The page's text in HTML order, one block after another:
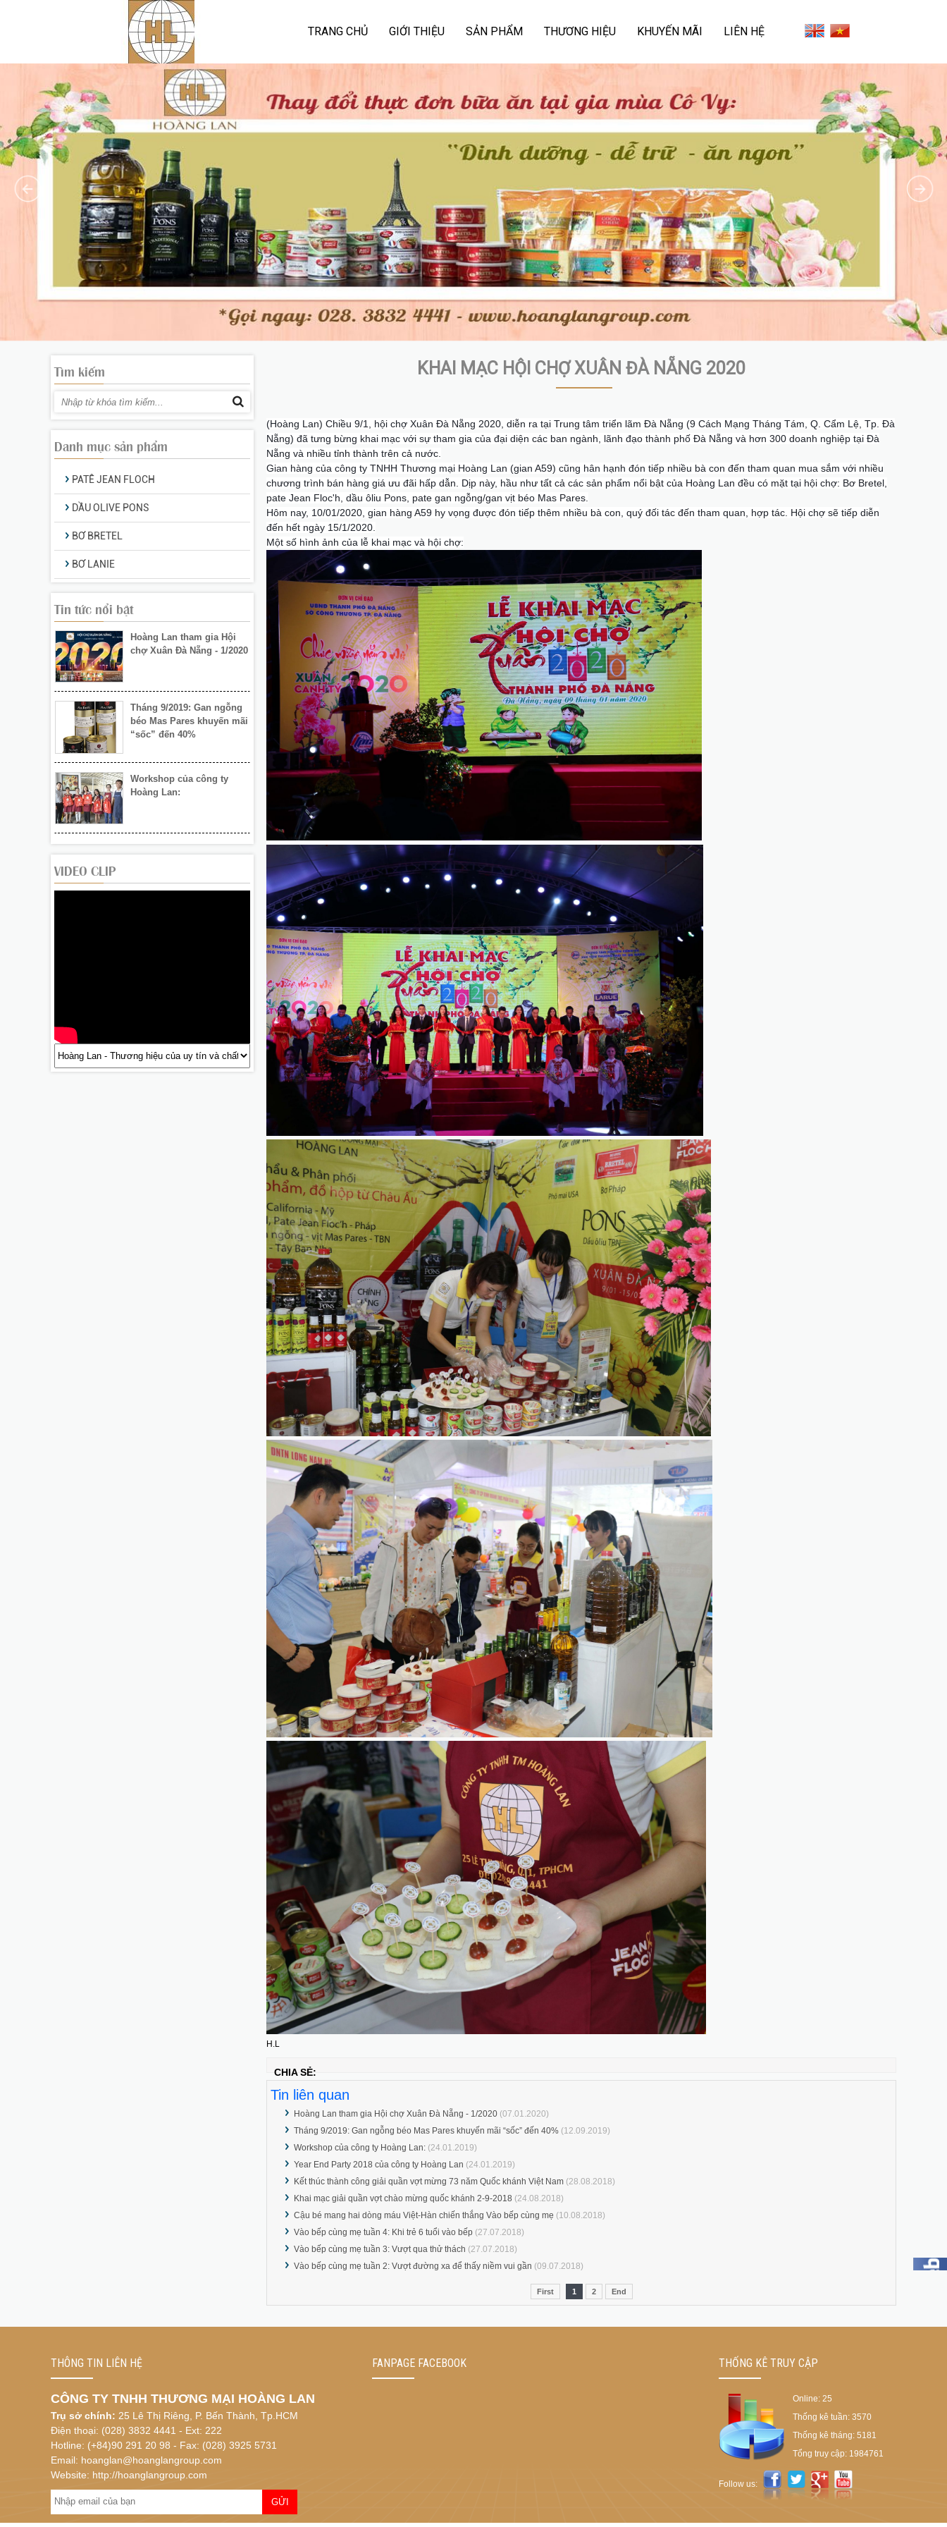
TRANG CHỦ GIỚI THIỆU SẢN PHẨM THƯƠNG HIỆU KHUYẾN MÃI LIÊN HỆ
KHAI MẠC HỘI CHỢ XUÂN ĐÀ NẴNG 2020
(Hoàng Lan) Chiều 9/1, hội chợ Xuân Đà Nẵng 2020, diễn ra tại Trung tâm triển lãm Đà Nẵng (9 Cách Mạng Tháng Tám, Q. Cẩm Lệ, Tp. Đà
Nẵng) đã tưng bừng khai mạc với sự tham gia của đại diện các ban ngành, lãnh đạo thành phố Đà Nẵng và hơn 300 doanh nghiệp tại Đà
Nẵng và nhiều tỉnh thành trên cả nước.
Gian hàng của công ty TNHH Thương mại Hoàng Lan (gian A59) cũng hân hạnh đón tiếp nhiều bà con đến tham quan mua sắm với nhiều
chương trình bán hàng giá ưu đãi hấp dẫn. Dịp này, hầu như tất cả các sản phẩm nổi bật của Hoàng Lan đều có mặt tại hội chợ: Bơ Bretel,
pate Jean Floc'h, dầu ôliu Pons, pate gan ngỗng/gan vịt béo Mas Pares.
Hôm nay, 10/01/2020, gian hàng A59 hy vọng được đón tiếp thêm nhiều bà con, quý đối tác đến tham quan, hợp tác. Hội chợ sẽ tiếp diễn
đến hết ngày 15/1/2020.
Một số hình ảnh của lễ khai mạc và hội chợ:
H.L
CHIA SẺ:
Tin liên quan
Hoàng Lan tham gia Hội chợ Xuân Đà Nẵng - 1/2020 (07.01.2020)
Tháng 9/2019: Gan ngỗng béo Mas Pares khuyến mãi “sốc” đến 40% (12.09.2019)
Workshop của công ty Hoàng Lan: (24.01.2019)
Year End Party 2018 của công ty Hoàng Lan (24.01.2019)
Kết thúc thành công giải quần vợt mừng 73 năm Quốc khánh Việt Nam (28.08.2018)
Khai mạc giải quần vợt chào mừng quốc khánh 2-9-2018 (24.08.2018)
Cậu bé mang hai dòng máu Việt-Hàn chiến thắng Vào bếp cùng mẹ (10.08.2018)
Vào bếp cùng mẹ tuần 4: Khi trẻ 6 tuổi vào bếp (27.07.2018)
Vào bếp cùng mẹ tuần 3: Vượt qua thử thách (27.07.2018)
Vào bếp cùng mẹ tuần 2: Vượt đường xa để thấy niềm vui gần (09.07.2018)
First 1 2 End
Tìm kiếm
Danh mục sản phẩm
PATÊ JEAN FLOCH
DẦU OLIVE PONS
BƠ BRETEL
BƠ LANIE
Tin tức nổi bật
Hoàng Lan tham gia Hội
chợ Xuân Đà Nẵng - 1/2020
Tháng 9/2019: Gan ngỗng
Hoàng Lan:
Khai mạc Hội chợ Xuân Đà
Nẵng 2020
chợ Xuân Đà Nẵng - 1/2020
Tháng 9/2019: Gan ngỗng
béo Mas Pares khuyến mãi
Workshop của công ty
Hoàng Lan:
Khai mạc Hội chợ Xuân Đà
Nẵng 2020
VIDEO CLIP
THÔNG TIN LIÊN HỆ
CÔNG TY TNHH THƯƠNG MẠI HOÀNG LAN
Trụ sở chính: 25 Lê Thị Riêng, P. Bến Thành, Tp.HCM
Điện thoại: (028) 3832 4441 - Ext: 222
Hotline: (+84)90 291 20 98 - Fax: (028) 3925 5731
Email: hoanglan@hoanglangroup.com
Website: http://hoanglangroup.com
FANPAGE FACEBOOK THỐNG KÊ TRUY CẬP
Online: 25
Thống kê tuần: 3570
Thống kê tháng: 5181
Tổng truy cập: 1984761
Follow us: